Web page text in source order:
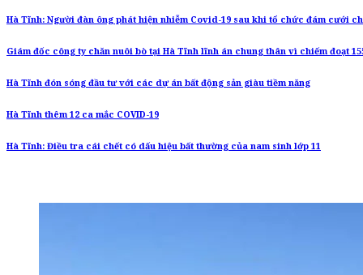
Hà Tĩnh: Người đàn ông phát hiện nhiễm Covid-19 sau khi tổ chức đám cưới
Giám đốc công ty chăn nuôi bò tại Hà Tĩnh lĩnh án chung thân vì chiếm đoạt
Hà Tĩnh đón sóng đầu tư với các dự án bất động sản giàu tiềm năng
Hà Tĩnh thêm 12 ca mắc COVID-19
Hà Tĩnh: Điều tra cái chết có dấu hiệu bất thường của nam sinh lớp 11